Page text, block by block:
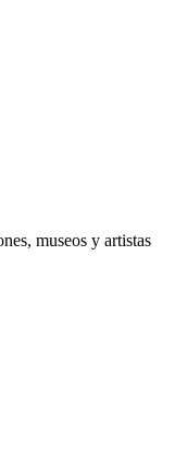
museos y artistas